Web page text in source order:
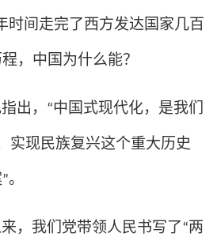
时间走完了西方发达国家几百
，中国为什么能？
出， “中国式现代化，是我们
实现民族复兴这个重大历史
”。
，我们党带领人民书写了“两